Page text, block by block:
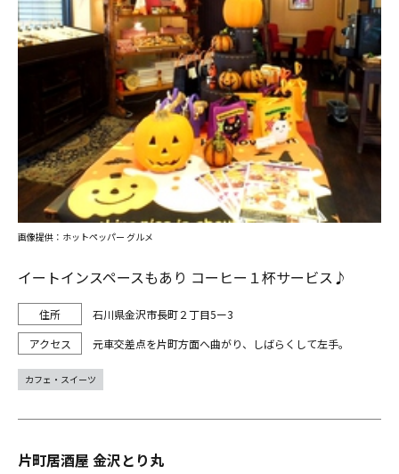
イートインスペースもあり コーヒー１杯サービス♪
石川県金沢市長町２丁目5ー3
元車交差点を片町方面へ曲がり、しばらくして左手。
画像提供：ホットペッパー グルメ
カフェ・スイーツ
片町居酒屋 金沢とり丸